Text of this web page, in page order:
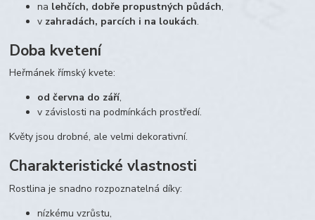
na lehčích, dobře propustných půdách,
v zahradách, parcích i na loukách.
Doba kvetení
Heřmánek římský kvete:
od června do září,
v závislosti na podmínkách prostředí.
Květy jsou drobné, ale velmi dekorativní.
Charakteristické vlastnosti
Rostlina je snadno rozpoznatelná díky:
nízkému vzrůstu,